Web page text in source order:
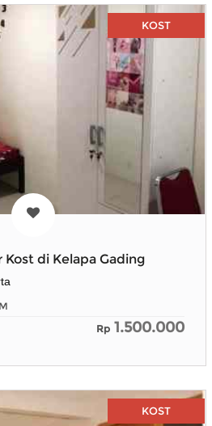
KOST
Kost di Kelapa Gading
Rp 1.500.000
KOST